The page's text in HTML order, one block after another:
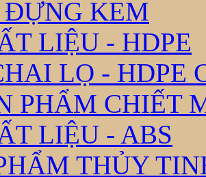
ĐỰNG KEM
LIỆU - HDPE
LỌ - HDPE
PHẨM CHIẾT
LIỆU - ABS
THỦY